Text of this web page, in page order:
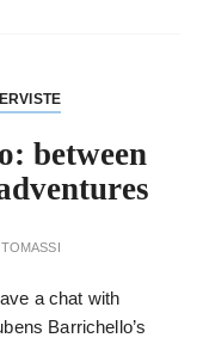
between
a chat with
Barrichello’s